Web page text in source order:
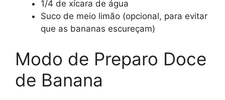
1/4 de xícara de água
Suco de meio limão (opcional, para evitar
que as bananas escureçam)
Modo de Preparo Doce
de Banana